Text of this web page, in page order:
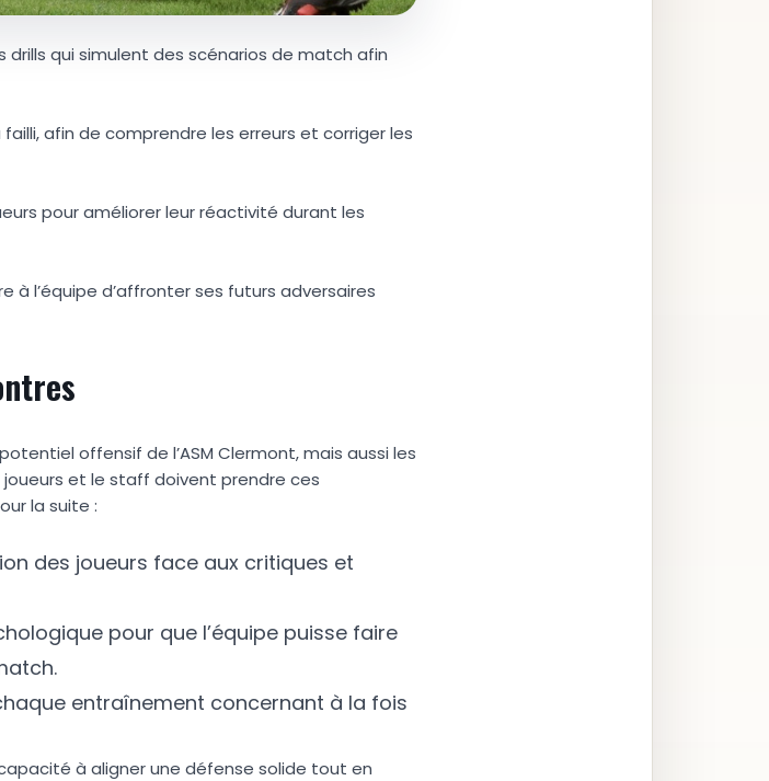
drills qui simulent des scénarios de match afin
afin de comprendre les erreurs et corriger les
pour améliorer leur réactivité durant les
à l’équipe d’affronter ses futurs adversaires
offensif de l’ASM Clermont, mais aussi les
et le staff doivent prendre ces
la suite :
des joueurs face aux critiques et
pour que l’équipe puisse faire
entraînement concernant à la fois
à aligner une défense solide tout en